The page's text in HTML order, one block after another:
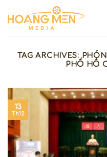
content
TAG ARCHIVES:
PHỐ HỒ
13
Th12